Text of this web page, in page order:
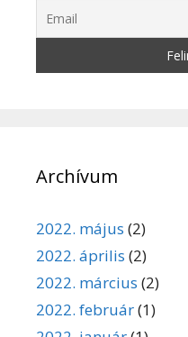
Archívum
2022. május (2)
2022. április (2)
2022. március (2)
2022. február(1)